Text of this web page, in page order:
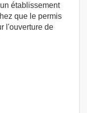
établissement
que le permis
l'ouverture de